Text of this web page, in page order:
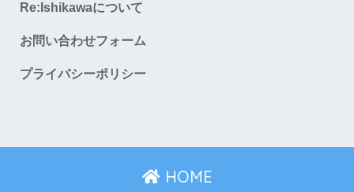
Re:Ishikawaについて
お問い合わせフォーム
プライバシーポリシー
HOME